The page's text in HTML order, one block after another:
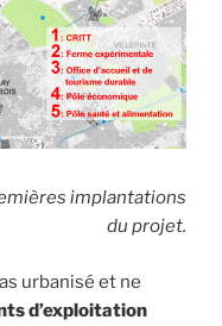
implantations
du projet.
urbanisé et ne
d’exploitation